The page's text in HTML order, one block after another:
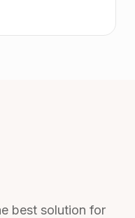
best solution for